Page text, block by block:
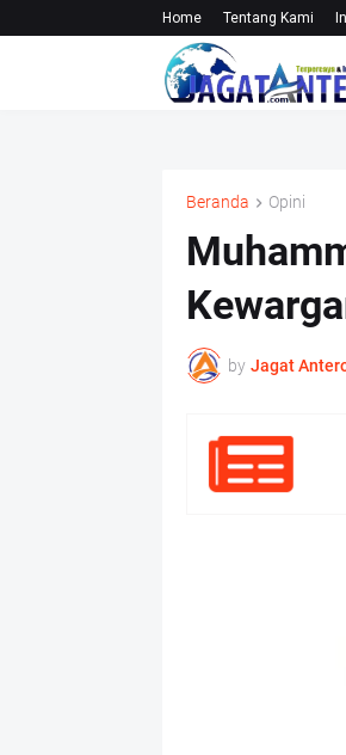
Home Tentang Kami
Beranda Opini
by Jagat